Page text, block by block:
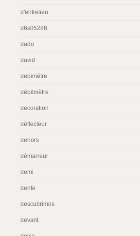
d'entretien
d6s05288
dado
david
debimétre
débitmètre
decoration
déflecteur
dehors
démarreur
demi
dente
descubrimos
devant